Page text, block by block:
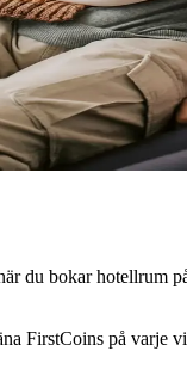
du bokar
FirstCoins på varje